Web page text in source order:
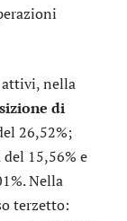
attivi, nella
di
26,52%;
15,56% e
Nella
terzetto: